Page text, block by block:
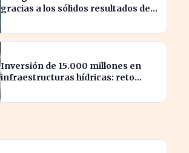
gracias a los sólidos resultados de
Inversión de 15.000 millones en
infraestructuras hídricas: reto